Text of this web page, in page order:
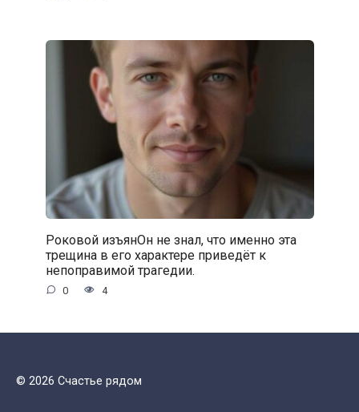
Роковой изъянОн не знал, что именно эта
трещина в его характере приведёт к
непоправимой трагедии.
0 4
© 2026 Счастье рядом